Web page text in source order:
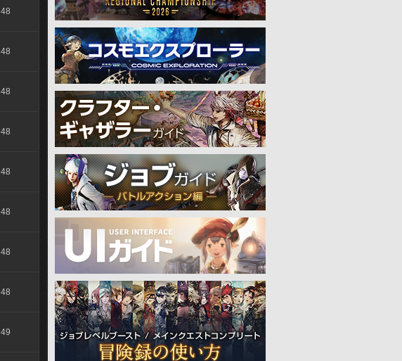
48
48
48
48
48
48
48
48
49